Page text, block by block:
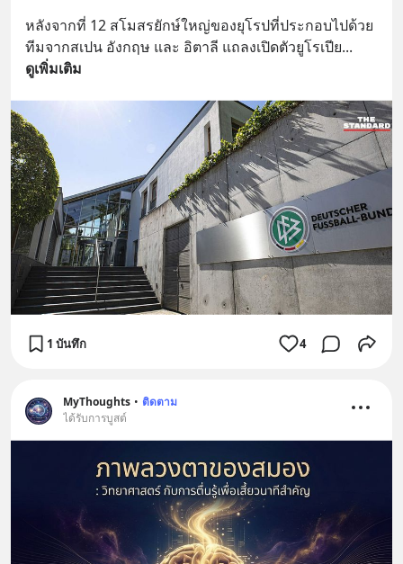
หลังจากที่ 12 สโมสรยักษ์ใหญ่ของยุโรปที่ประกอบไปด้วย
ทีมจากสเปน อังกฤษ​ และ อิตาลี แถลงเปิดตัวยูโรเปีย...
ดูเพิ่มเติม
1 บันทึก 4
MyThoughts • ติดตาม
ได้รับการบูสต์